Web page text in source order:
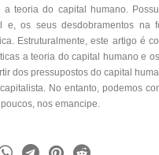
teoria do capital humano.
e, os seus desdobramentos na
Estruturalmente, este artigo é
a teoria do capital humano e
dos pressupostos do capital
No entanto, podemos
nos emancipe.